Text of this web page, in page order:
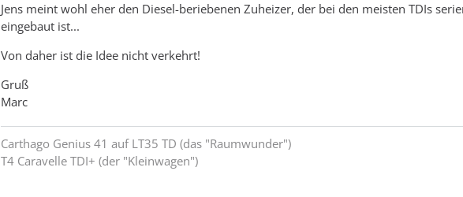
Jens meint wohl eher den Diesel-beriebenen Zuheizer, der bei den meisten TDIs
eingebaut ist...
Von daher ist die Idee nicht verkehrt!
Gruß
Marc
Carthago Genius 41 auf LT35 TD (das "Raumwunder")
T4 Caravelle TDI+ (der "Kleinwagen")